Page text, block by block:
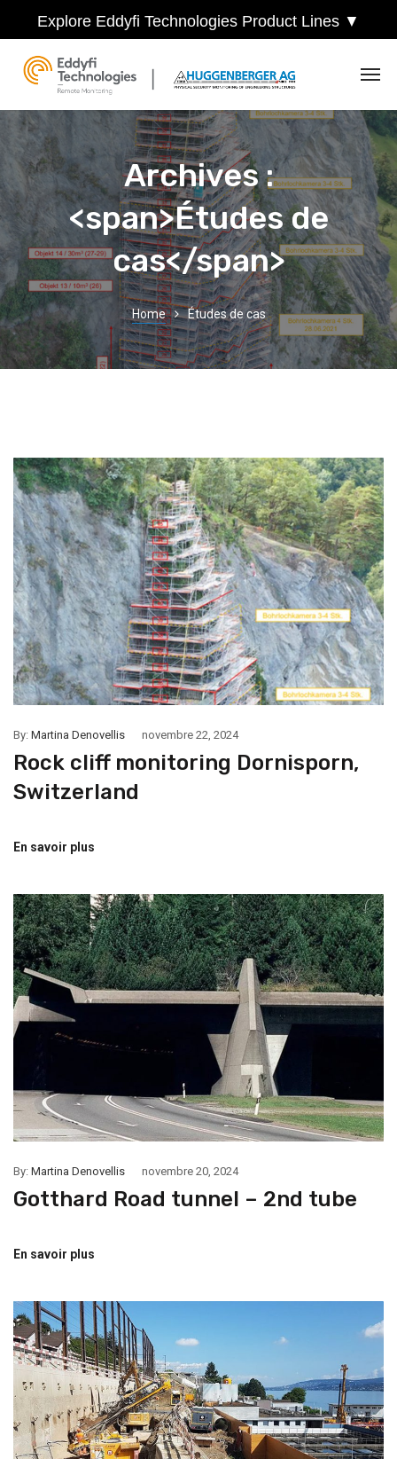
Explore Eddyfi Technologies Product Lines ▼
Archives :
<span>Études de
cas</span>
Home Études de cas
By: Martina Denovellis novembre 22, 2024
Rock cliff monitoring Dornisporn,
Switzerland
En savoir plus
By: Martina Denovellis novembre 20, 2024
Gotthard Road tunnel – 2nd tube
En savoir plus